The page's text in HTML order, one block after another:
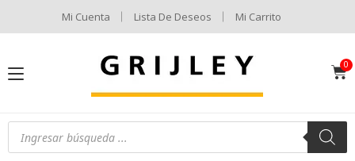
Mi Cuenta Lista De Deseos Mi Carrito